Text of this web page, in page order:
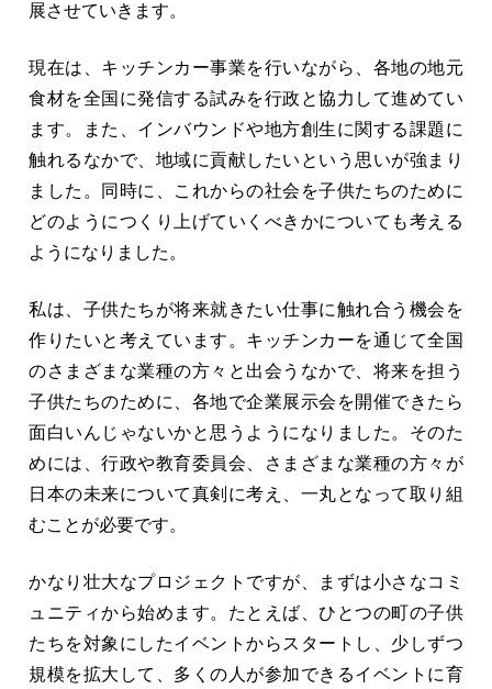
展させていきます。
現在は、キッチンカー事業を行いながら、各地の地元
食材を全国に発信する試みを行政と協力して進めてい
ます。また、インバウンドや地方創生に関する課題に
触れるなかで、地域に貢献したいという思いが強まり
ました。同時に、これからの社会を子供たちのために
どのようにつくり上げていくべきかについても考える
ようになりました。
私は、子供たちが将来就きたい仕事に触れ合う機会を
作りたいと考えています。キッチンカーを通じて全国
のさまざまな業種の方々と出会うなかで、将来を担う
子供たちのために、各地で企業展示会を開催できたら
面白いんじゃないかと思うようになりました。そのた
めには、行政や教育委員会、さまざまな業種の方々が
日本の未来について真剣に考え、一丸となって取り組
むことが必要です。
かなり壮大なプロジェクトですが、まずは小さなコミ
ュニティから始めます。たとえば、ひとつの町の子供
たちを対象にしたイベントからスタートし、少しずつ
規模を拡大して、多くの人が参加できるイベントに育